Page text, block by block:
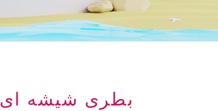
بطری شیشه ای 315 میلی لیتری چای حباب دار با طعم ماچا